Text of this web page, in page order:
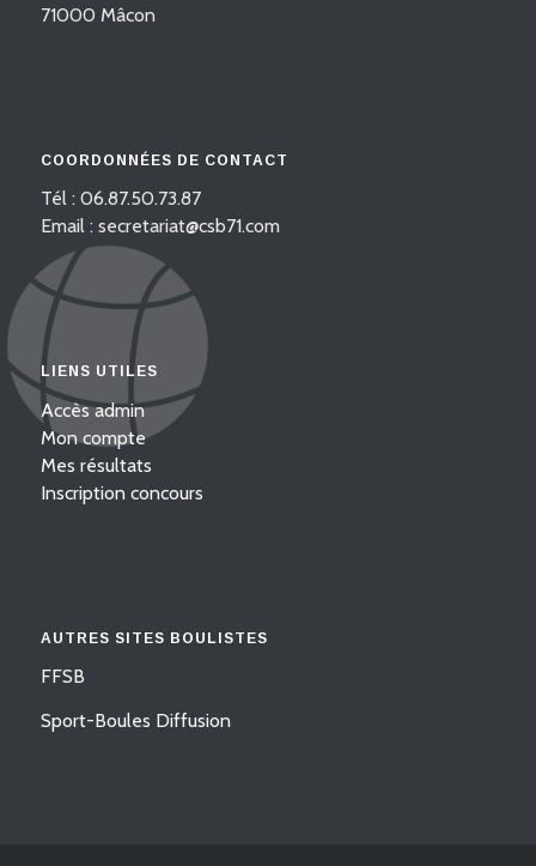
71000 Mâcon
COORDONNÉES DE CONTACT
Tél : 06.87.50.73.87
Email : secretariat@csb71.com
LIENS UTILES
Accès admin
Mon compte
Mes résultats
Inscription concours
AUTRES SITES BOULISTES
FFSB
Sport-Boules Diffusion